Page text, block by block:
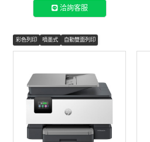
洽詢客服
彩色列印 噴墨式 自動雙面列印